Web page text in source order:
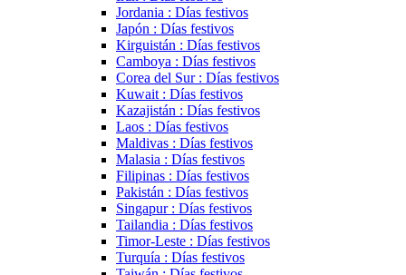
Jordania : Días festivos
Japón : Días festivos
Kirguistán : Días festivos
Camboya : Días festivos
Corea del Sur : Días festivos
Kuwait : Días festivos
Kazajistán : Días festivos
Laos : Días festivos
Maldivas : Días festivos
Malasia : Días festivos
Filipinas : Días festivos
Pakistán : Días festivos
Singapur : Días festivos
Tailandia : Días festivos
Timor-Leste : Días festivos
Turquía : Días festivos